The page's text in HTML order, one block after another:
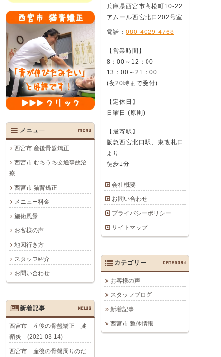
メニュー MENU
西宮市 産後骨盤矯正
西宮市 むちうち交通事故治
療
西宮市 猫背矯正
メニュー料金
施術風景
お客様の声
地図行き方
スタッフ紹介
お問い合わせ
兵庫県西宮市高松町10-22
アムール西宮北口202号室
電話： 080-4029-4768
【営業時間】
8：00～12：00
13：00～21：00
(夜20時まで受付)
【定休日】
日曜日 (原則)
【最寄駅】
阪急西宮北口駅、東改札口
より
徒歩1分
会社概要
お問い合わせ
プライバシーポリシー
サイトマップ
カテゴリー CATEGORY
お客様の声
スタッフブログ
新着記事
西宮市 整体情報
新着記事 NEWS
西宮市 産後の骨盤矯正 腱
鞘炎 (2021-03-14)
西宮市 産後の骨盤周りのだ